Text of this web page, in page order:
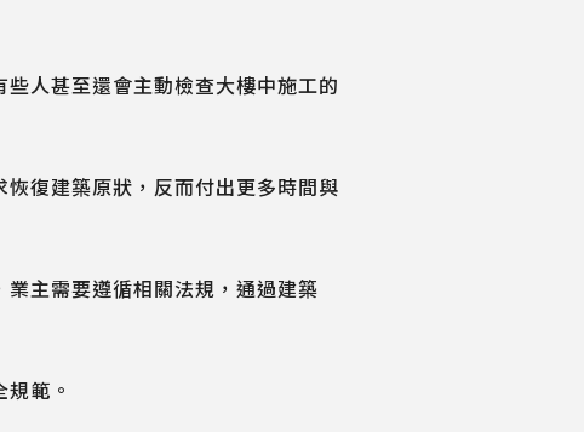
人甚至還會主動檢查大樓中施工的
復建築原狀，反而付出更多時間與
主需要遵循相關法規，通過建築
範。